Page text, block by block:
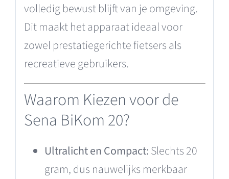
volledig bewust blijft van je omgeving.
Dit maakt het apparaat ideaal voor
zowel prestatiegerichte fietsers als
recreatieve gebruikers.
Waarom Kiezen voor de
Sena BiKom 20?
Ultralicht en Compact:Slechts 20
gram, dus nauwelijks merkbaar